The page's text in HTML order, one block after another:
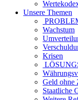
Unsere Themen
Wachstum
Krisen
Geld ohne
Staatliche